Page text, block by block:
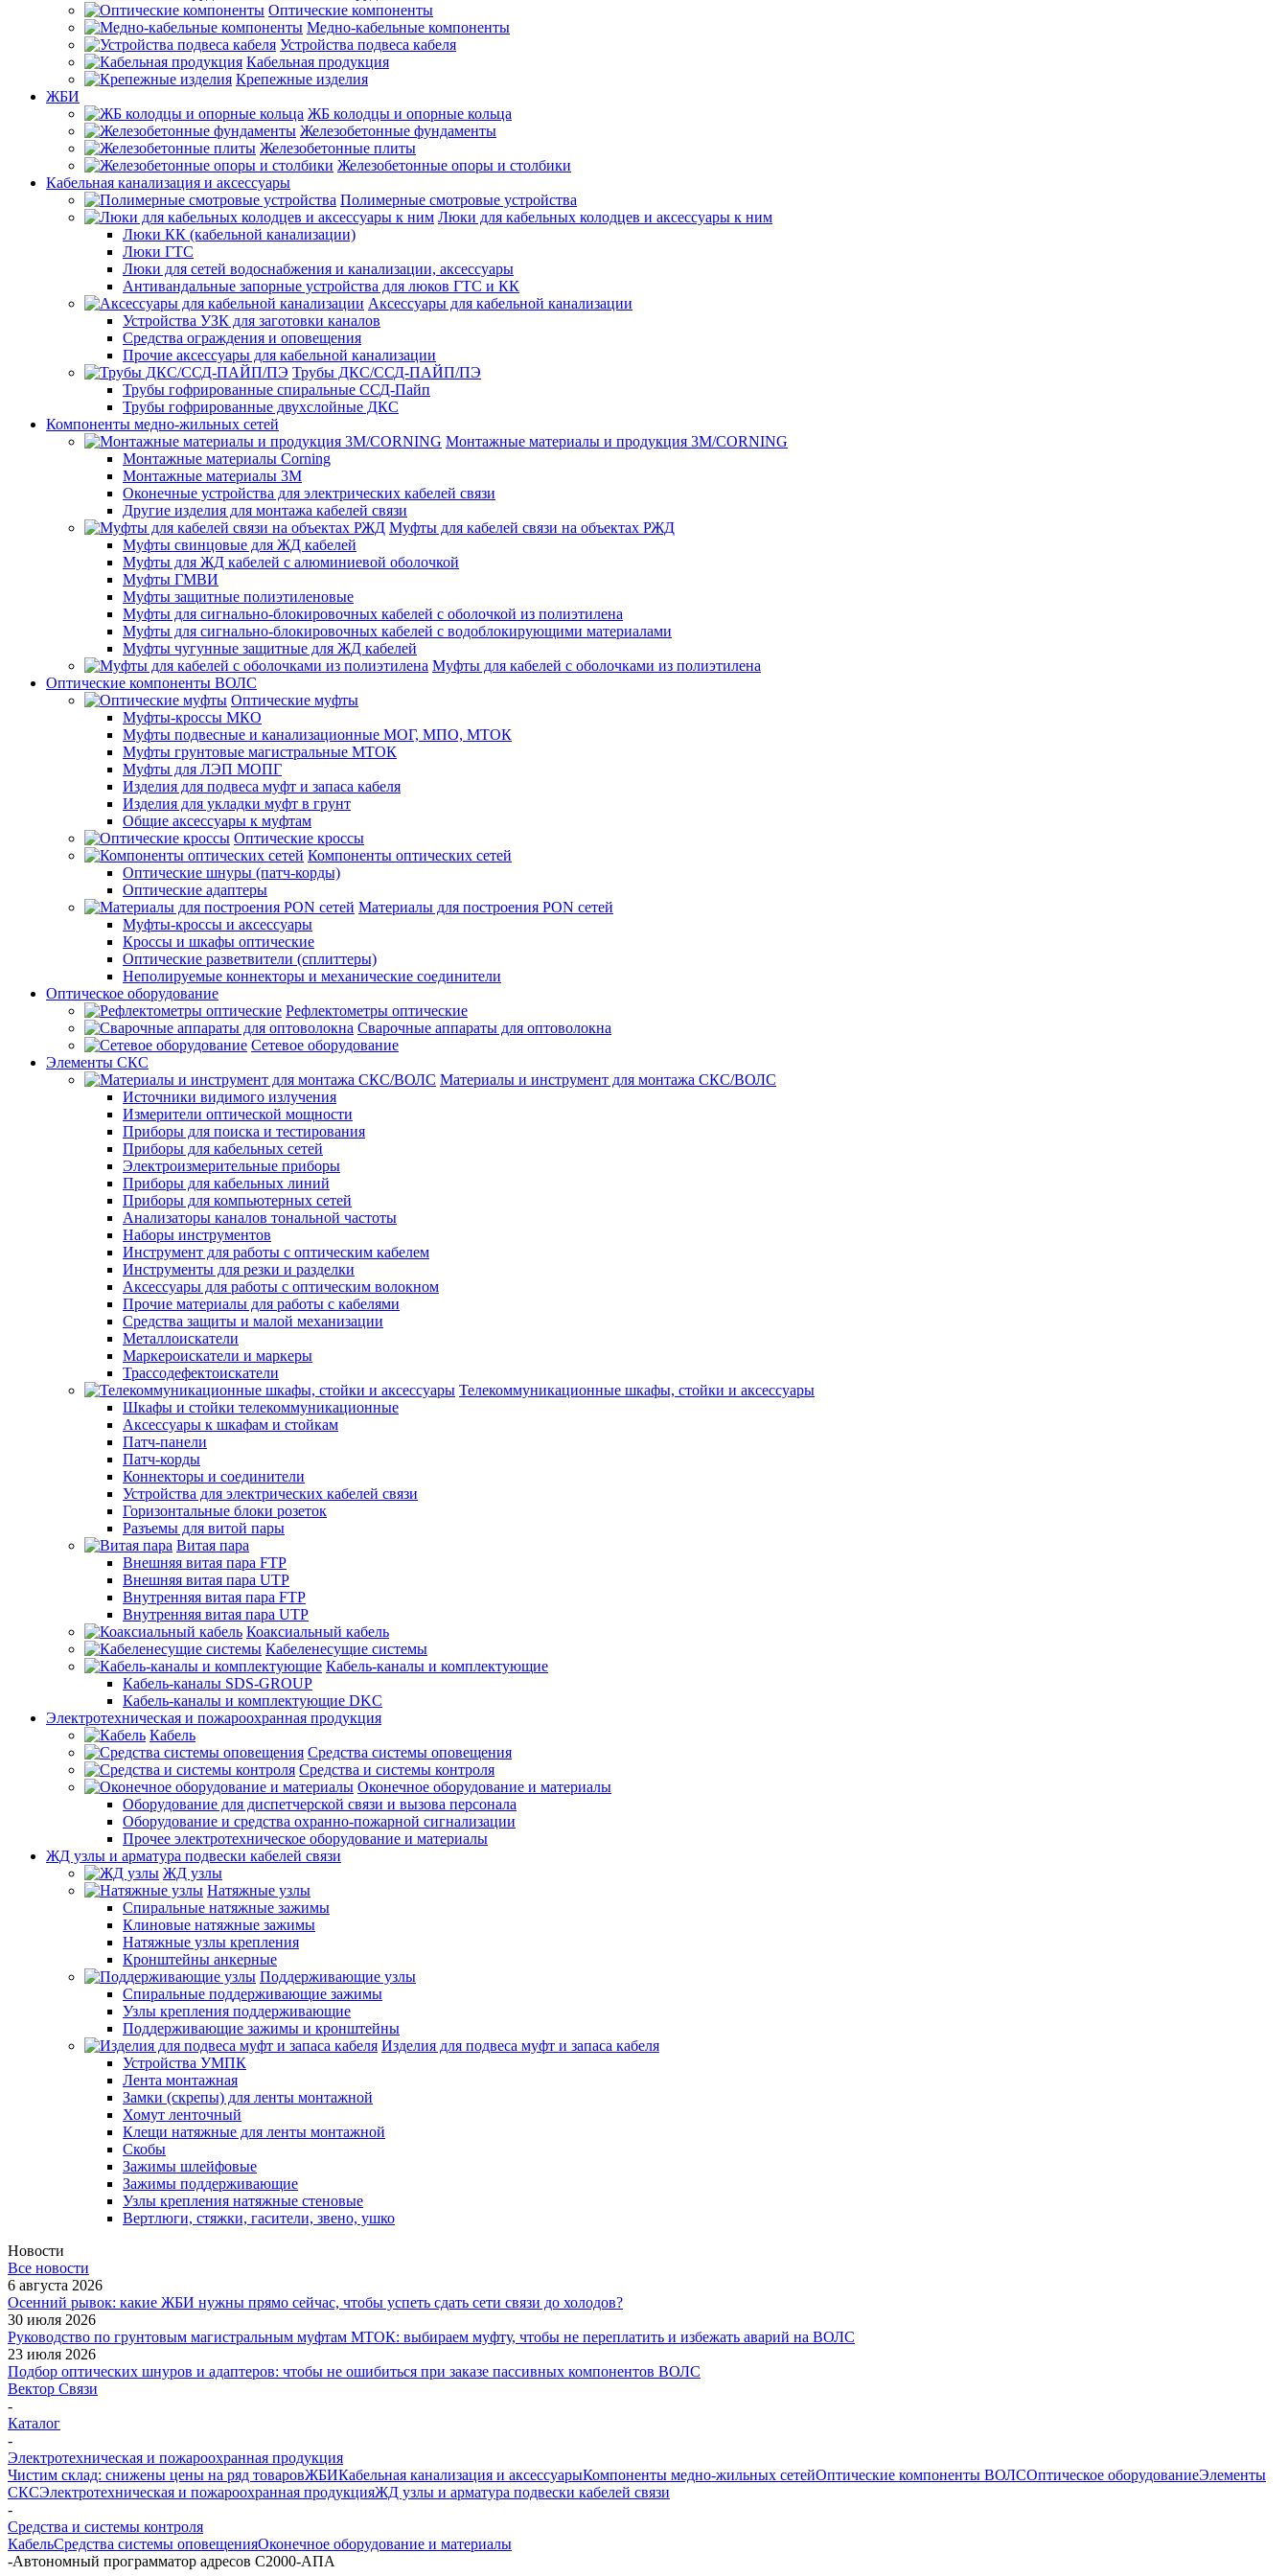
Оптические компоненты
Медно-кабельные компоненты
Устройства подвеса кабеля
Кабельная продукция
Крепежные изделия
ЖБИ
ЖБ колодцы и опорные кольца
Железобетонные фундаменты
Железобетонные плиты
Железобетонные опоры и столбики
Кабельная канализация и аксессуары
Полимерные смотровые устройства
Люки для кабельных колодцев и аксессуары к ним
Люки КК (кабельной канализации)
Люки ГТС
Люки для сетей водоснабжения и канализации, аксессуары
Антивандальные запорные устройства для люков ГТС и КК
Аксессуары для кабельной канализации
Устройства УЗК для заготовки каналов
Средства ограждения и оповещения
Прочие аксессуары для кабельной канализации
Трубы ДКС/ССД-ПАЙП/ПЭ
Трубы гофрированные спиральные ССД-Пайп
Трубы гофрированные двухслойные ДКС
Компоненты медно-жильных сетей
Монтажные материалы и продукция 3M/CORNING
Монтажные материалы Corning
Монтажные материалы 3M
Оконечные устройства для электрических кабелей связи
Другие изделия для монтажа кабелей связи
Муфты для кабелей связи на объектах РЖД
Муфты свинцовые для ЖД кабелей
Муфты для ЖД кабелей с алюминиевой оболочкой
Муфты ГМВИ
Муфты защитные полиэтиленовые
Муфты для сигнально-блокировочных кабелей с оболочкой из полиэтилена
Муфты для сигнально-блокировочных кабелей с водоблокирующими материалами
Муфты чугунные защитные для ЖД кабелей
Муфты для кабелей с оболочками из полиэтилена
Оптические компоненты ВОЛС
Оптические муфты
Муфты-кроссы МКО
Муфты подвесные и канализационные МОГ, МПО, МТОК
Муфты грунтовые магистральные МТОК
Муфты для ЛЭП МОПГ
Изделия для подвеса муфт и запаса кабеля
Изделия для укладки муфт в грунт
Общие аксессуары к муфтам
Оптические кроссы
Компоненты оптических сетей
Оптические шнуры (патч-корды)
Оптические адаптеры
Материалы для построения PON сетей
Муфты-кроссы и аксессуары
Кроссы и шкафы оптические
Оптические разветвители (сплиттеры)
Неполируемые коннекторы и механические соединители
Оптическое оборудование
Рефлектометры оптические
Сварочные аппараты для оптоволокна
Сетевое оборудование
Элементы СКС
Материалы и инструмент для монтажа СКС/ВОЛС
Источники видимого излучения
Измерители оптической мощности
Приборы для поиска и тестирования
Приборы для кабельных сетей
Электроизмерительные приборы
Приборы для кабельных линий
Приборы для компьютерных сетей
Анализаторы каналов тональной частоты
Наборы инструментов
Инструмент для работы с оптическим кабелем
Инструменты для резки и разделки
Аксессуары для работы с оптическим волокном
Прочие материалы для работы с кабелями
Средства защиты и малой механизации
Металлоискатели
Маркероискатели и маркеры
Трассодефектоискатели
Телекоммуникационные шкафы, стойки и аксессуары
Шкафы и стойки телекоммуникационные
Аксессуары к шкафам и стойкам
Патч-панели
Патч-корды
Коннекторы и соединители
Устройства для электрических кабелей связи
Горизонтальные блоки розеток
Разъемы для витой пары
Витая пара
Внешняя витая пара FTP
Внешняя витая пара UTP
Внутренняя витая пара FTP
Внутренняя витая пара UTP
Коаксиальный кабель
Кабеленесущие системы
Кабель-каналы и комплектующие
Кабель-каналы SDS-GROUP
Кабель-каналы и комплектующие DKC
Электротехническая и пожароохранная продукция
Кабель
Средства системы оповещения
Средства и системы контроля
Оконечное оборудование и материалы
Оборудование для диспетчерской связи и вызова персонала
Оборудование и средства охранно-пожарной сигнализации
Прочее электротехническое оборудование и материалы
ЖД узлы и арматура подвески кабелей связи
ЖД узлы
Натяжные узлы
Спиральные натяжные зажимы
Клиновые натяжные зажимы
Натяжные узлы крепления
Кронштейны анкерные
Поддерживающие узлы
Спиральные поддерживающие зажимы
Узлы крепления поддерживающие
Поддерживающие зажимы и кронштейны
Изделия для подвеса муфт и запаса кабеля
Устройства УМПК
Лента монтажная
Замки (скрепы) для ленты монтажной
Хомут ленточный
Клещи натяжные для ленты монтажной
Скобы
Зажимы шлейфовые
Зажимы поддерживающие
Узлы крепления натяжные стеновые
Вертлюги, стяжки, гасители, звено, ушко
Новости
Все новости
6 августа 2026
Осенний рывок: какие ЖБИ нужны прямо сейчас, чтобы успеть сдать сети связи до холодов?
30 июля 2026
Руководство по грунтовым магистральным муфтам МТОК: выбираем муфту, чтобы не переплатить и избежать аварий на ВОЛС
23 июля 2026
Подбор оптических шнуров и адаптеров: чтобы не ошибиться при заказе пассивных компонентов ВОЛС
Вектор Связи
-
Каталог
-
Электротехническая и пожароохранная продукция
Чистим склад: снижены цены на ряд товаровЖБИКабельная канализация и аксессуарыКомпоненты медно-жильных сетейОптические компоненты ВОЛСОптическое оборудованиеЭлементы
СКСЭлектротехническая и пожароохранная продукцияЖД узлы и арматура подвески кабелей связи
-
Средства и системы контроля
КабельСредства системы оповещенияОконечное оборудование и материалы
-Автономный программатор адресов С2000-АПА